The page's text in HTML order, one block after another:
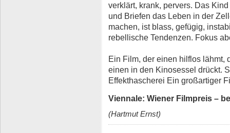
verklärt, krank, pervers. Das
und Briefen das Leben in der
machen, ist blass, gefügig,
rebellische Tendenzen. Fokus
Ein Film, der einen hilflos lähmt,
einen in den Kinosessel drückt.
Effekthascherei Ein großartiger
Viennale: Wiener Filmpreis –
(Hartmut Ernst)